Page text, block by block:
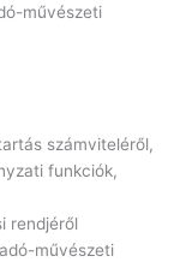
művészeti
számviteléről,
funkciók,
rendjéről
művészeti